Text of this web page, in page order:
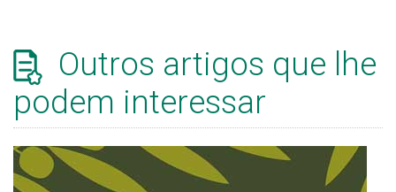
Outros artigos que lhe
podem interessar